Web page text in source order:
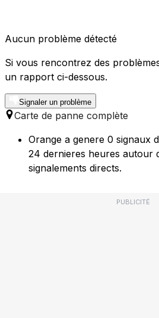
Aucun problème détecté
Si vous rencontrez des
un rapport ci-dessous.
Signaler un problème
Carte de panne complète
Orange a genere 0 signaux
24 dernieres heures autour
signalements directs.
PUBLICITÉ